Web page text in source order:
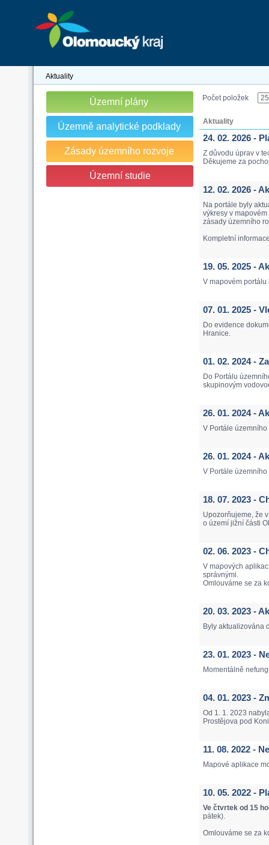
Aktuality
Územní plány
Územně analytické podklady
Zásady územního rozvoje
Územní studie
Počet položek
Aktuality
24. 02. 2026 -
Z důvodu úprav v
Děkujeme za
12. 02. 2026 -
Na portále byly
výkresy v
zásady územního
Kompletní
19. 05. 2025 -
V mapovém portálu
07. 01. 2025 -
Do evidence
Hranice.
01. 02. 2024 -
Do Portálu
skupinovým
26. 01. 2024 -
V Portále
26. 01. 2024 -
V Portále
18. 07. 2023 -
Upozorňujeme, že
o území jižní části
02. 06. 2023 -
V mapových
správnými.
Omlouváme se za
20. 03. 2023 -
Byly aktualizována
23. 01. 2023 -
Momentálně
04. 01. 2023 -
Od 1. 1. 2023
Prostějova pod
11. 08. 2022 -
Mapové aplikace
10. 05. 2022 -
Ve čtvrtek od 15
pátek).
Omlouváme se za